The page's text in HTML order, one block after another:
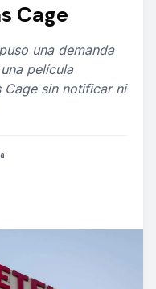
Cage
una demanda
película
sin notificar ni
·